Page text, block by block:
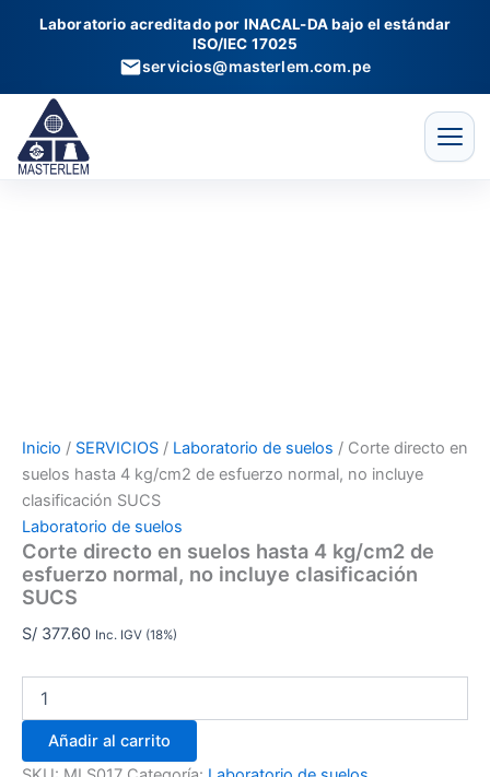
Laboratorio acreditado por INACAL-DA bajo el estándar
ISO/IEC 17025
servicios@masterlem.com.pe
Inicio / SERVICIOS / Laboratorio de suelos / Corte directo en
suelos hasta 4 kg/cm2 de esfuerzo normal, no incluye
clasificación SUCS
Laboratorio de suelos
Corte directo en suelos hasta 4 kg/cm2 de
esfuerzo normal, no incluye clasificación
SUCS
S/ 377.60 Inc. IGV (18%)
directo
hasta
kg/cm2
de
Añadir al carrito